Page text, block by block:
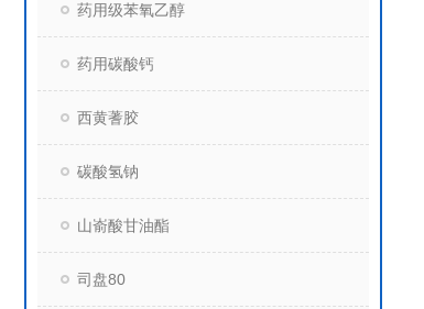
药用级苯氧乙醇
药用碳酸钙
西黄蓍胶
碳酸氢钠
山嵛酸甘油酯
司盘80